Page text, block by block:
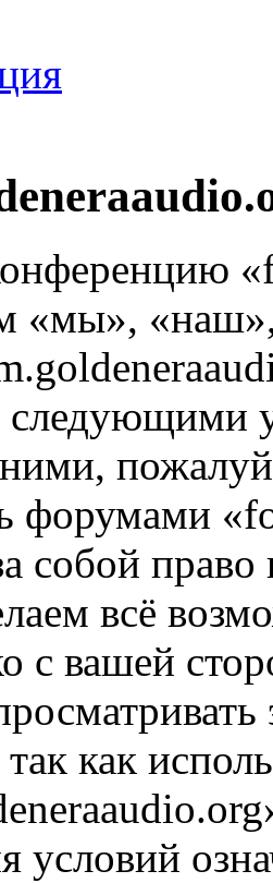
«мы»,
следующими
форумами
собой
всё
с вашей
как
условий